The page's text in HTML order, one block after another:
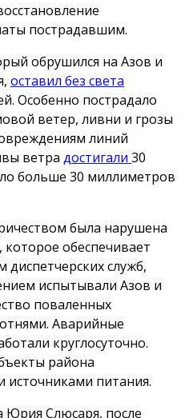
пострадавшим.
обрушился на Азов и
оставил без света
Особенно пострадало
ветер, ливни и грозы
линий
ветра достигали 30
больше 30 миллиметров
была нарушена
обеспечивает
служб,
испытывали Азов и
поваленных
Аварийные
круглосуточно.
района
источниками питания.
Юрия Слюсаря, после